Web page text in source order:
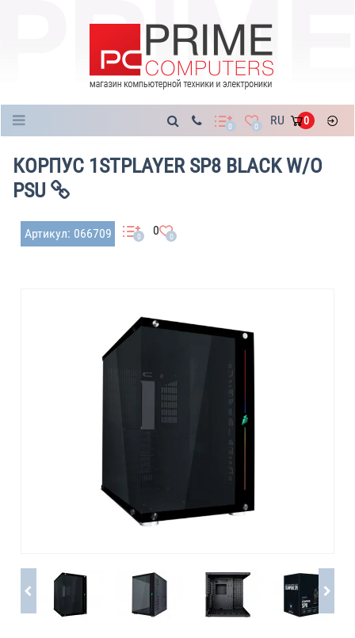
0 0 RU 0
КОРПУС 1STPLAYER SP8 BLACK W/O
PSU
Артикул: 066709 0 0 0